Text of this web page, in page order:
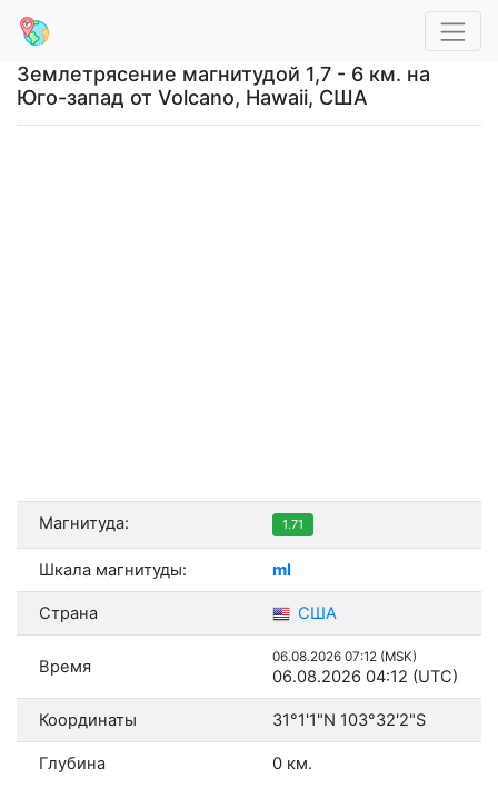
Землетрясение магнитудой 1,7 - 6 км. на
Юго-запад от Volcano, Hawaii, США
Магнитуда: 1.71
Шкала магнитуды: ml
Страна США
Время 06.08.2026 07:12 (MSK)
06.08.2026 04:12 (UTC)
Координаты 31°1'1"N 103°32'2"S
Глубина 0 км.